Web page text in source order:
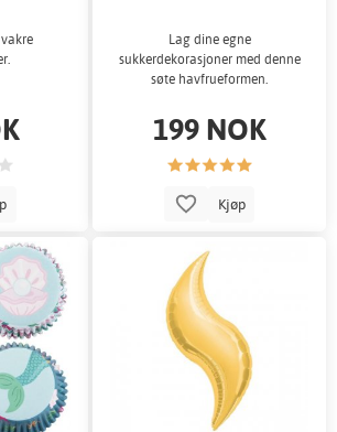
Lag dine egne
sukkerdekorasjoner med denne
søte havfrueformen.
199 NOK
Kjøp